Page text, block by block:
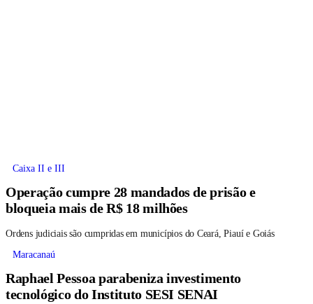
Caixa II e III
Operação cumpre 28 mandados de prisão e
bloqueia mais de R$ 18 milhões
Ordens judiciais são cumpridas em municípios do Ceará, Piauí e Goiás
Maracanaú
Raphael Pessoa parabeniza investimento
tecnológico do Instituto SESI SENAI